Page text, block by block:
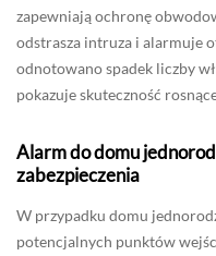
zapewniają ochronę
odstrasza intruza i alarmuje
odnotowano spadek liczby
pokazuje skuteczność
Alarm do domu
zabezpieczenia
W przypadku domu
potencjalnych punktów